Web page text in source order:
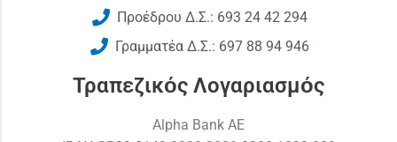
Προέδρου Δ.Σ.: 693 24 42 294
Γραμματέα Δ.Σ.: 697 88 94 946
Τραπεζικός Λογαριασμός
Alpha Bank AE